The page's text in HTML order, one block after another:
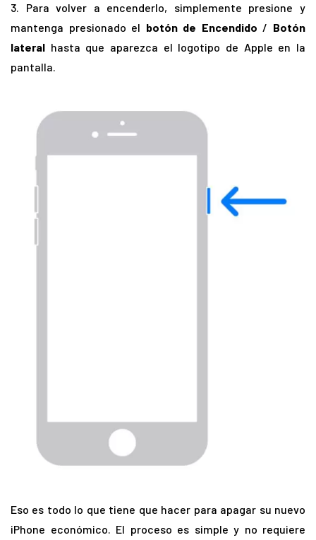
3. Para volver a encenderlo, simplemente presione y
mantenga presionado el botón de Encendido / Botón
lateral hasta que aparezca el logotipo de Apple en la
pantalla.
Eso es todo lo que tiene que hacer para apagar su nuevo
iPhone económico. El proceso es simple y no requiere